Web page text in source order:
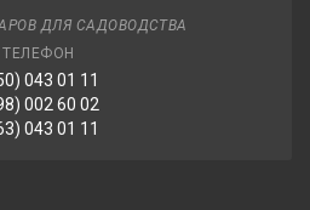
ДЛЯ САДОВОДСТВА
ТЕЛЕФОН
043 01 11
002 60 02
043 01 11